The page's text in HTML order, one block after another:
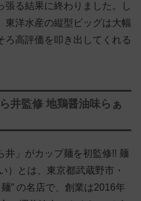
張る結果に終わりました。し
東洋水産の縦型ビッグは大幅
ろ高評価を叩き出してくれる
井監修 地鶏醤油味らぁ
井」がカップ麺を初監修!! 麺
）とは、東京都武蔵野市・
” の名店で、創業は2016年